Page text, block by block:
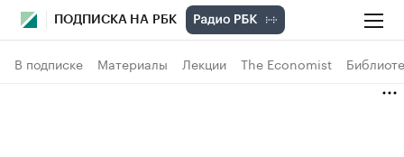
ПОДПИСКА НА РБК
В подписке Материалы Лекции The Economist